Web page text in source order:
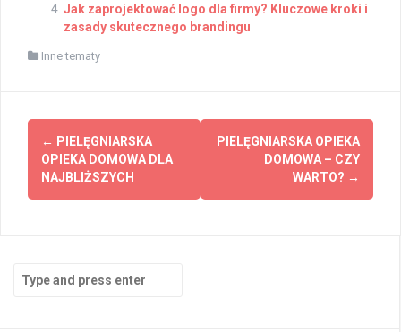
Jak zaprojektować logo dla firmy? Kluczowe kroki i
zasady skutecznego brandingu
Inne tematy
Post
navigation
← PIELĘGNIARSKA
OPIEKA DOMOWA DLA
NAJBLIŻSZYCH
PIELĘGNIARSKA OPIEKA
DOMOWA – CZY
WARTO? →
Search
for: